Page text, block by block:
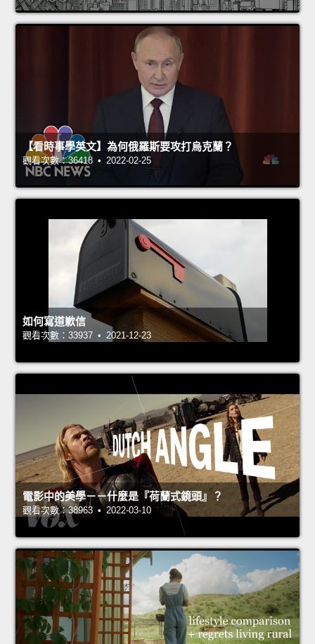
【看時事學英文】為何俄羅斯要攻打烏克蘭？
觀看次數：36418 • 2022-02-25
如何寫道歉信
觀看次數：33937 • 2021-12-23
電影中的美學－－什麼是『荷蘭式鏡頭』？
觀看次數：38963 • 2022-03-10